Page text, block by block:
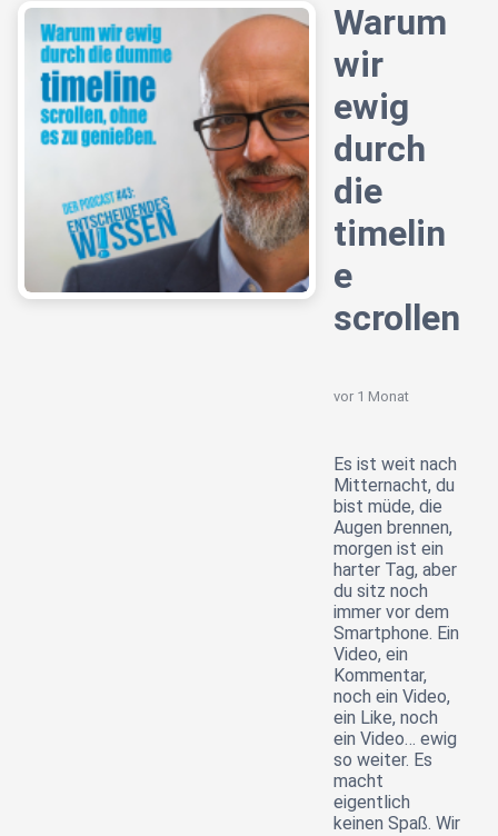
Warum
wir
ewig
durch
die
timelin
e
scrollen
vor 1 Monat
Es ist weit nach
Mitternacht, du
bist müde, die
Augen brennen,
morgen ist ein
harter Tag, aber
du sitz noch
immer vor dem
Smartphone. Ein
Video, ein
Kommentar,
noch ein Video,
ein Like, noch
ein Video… ewig
so weiter. Es
macht
eigentlich
keinen Spaß. Wir